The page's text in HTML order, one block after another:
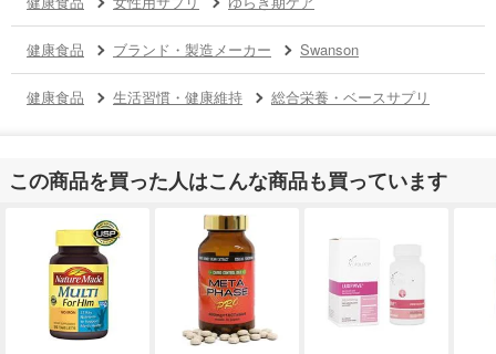
健康食品 ブランド・製造メーカー Swanson
健康食品 生活習慣・健康維持 総合栄養・ベースサプリ
この商品を買った人はこんな商品も買っています